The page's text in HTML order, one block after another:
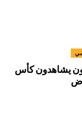
يشاهدون كأس